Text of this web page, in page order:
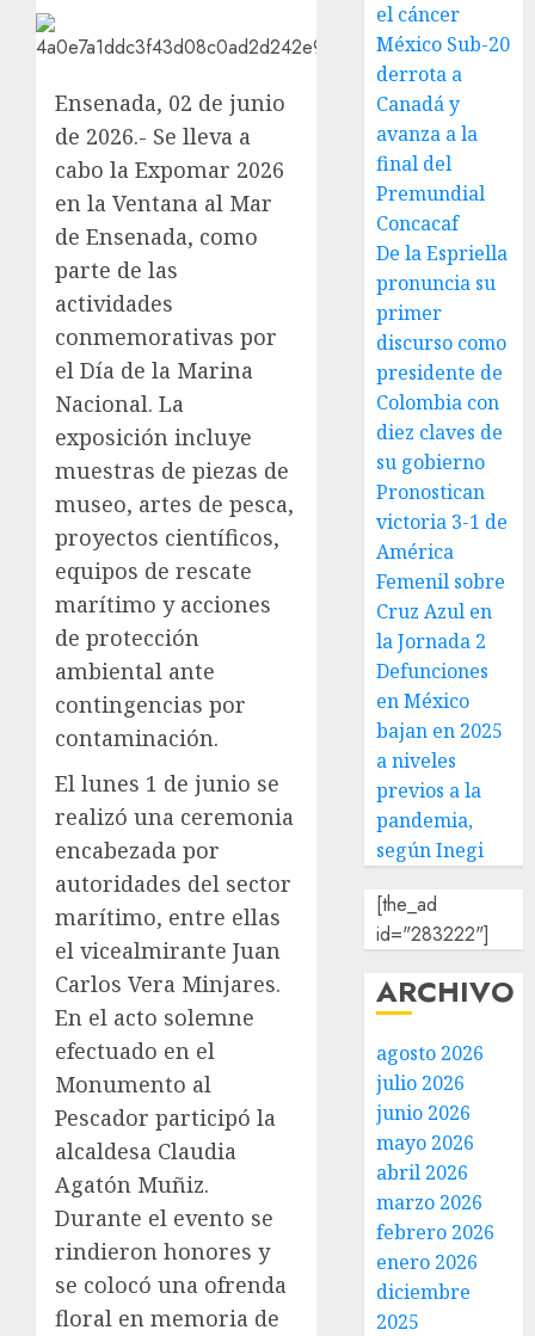
Ensenada, 02 de junio
de 2026.- Se lleva a
cabo la Expomar 2026
en la Ventana al Mar
de Ensenada, como
parte de las
actividades
conmemorativas por
el Día de la Marina
Nacional. La
exposición incluye
muestras de piezas de
museo, artes de pesca,
proyectos científicos,
equipos de rescate
marítimo y acciones
de protección
ambiental ante
contingencias por
contaminación.
El lunes 1 de junio se
realizó una ceremonia
encabezada por
autoridades del sector
marítimo, entre ellas
el vicealmirante Juan
Carlos Vera Minjares.
En el acto solemne
efectuado en el
Monumento al
Pescador participó la
alcaldesa Claudia
Agatón Muñiz.
Durante el evento se
rindieron honores y
se colocó una ofrenda
floral en memoria de
el cáncer
México Sub-20
derrota a
Canadá y
avanza a la
final del
Premundial
Concacaf
De la Espriella
pronuncia su
primer
discurso como
presidente de
Colombia con
diez claves de
su gobierno
Pronostican
victoria 3-1 de
América
Femenil sobre
Cruz Azul en
la Jornada 2
Defunciones
en México
bajan en 2025
a niveles
previos a la
pandemia,
según Inegi
[the_ad
id="283222"]
ARCHIVO
agosto 2026
julio 2026
junio 2026
mayo 2026
abril 2026
marzo 2026
febrero 2026
enero 2026
diciembre
2025